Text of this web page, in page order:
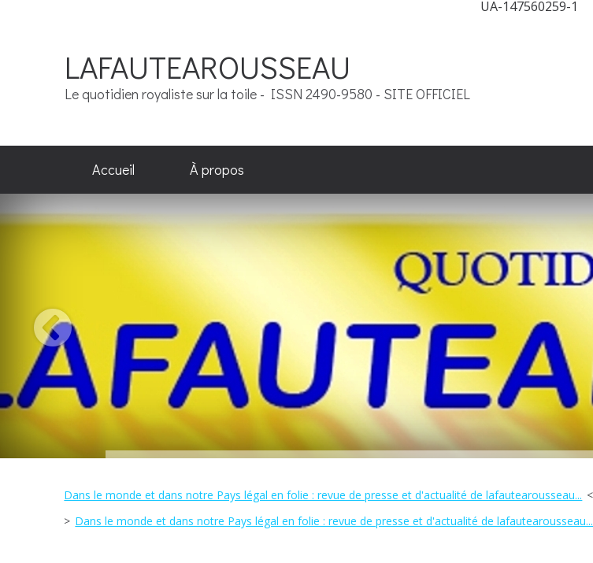
UA-147560259-1
LAFAUTEAROUSSEAU
Le quotidien royaliste sur la toile - ISSN 2490-9580 - SITE OFFICIEL
Accueil À propos
Dans le monde et dans notre Pays légal en folie : revue de presse et d'actualité de lafautearousseau...
Dans le monde et dans notre Pays légal en folie : revue de presse et d'actualité de lafautearousseau...